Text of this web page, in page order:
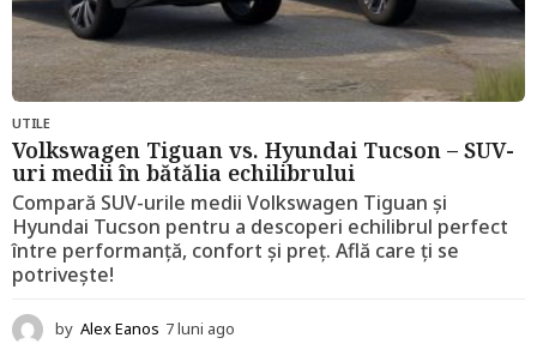
UTILE
Volkswagen Tiguan vs. Hyundai Tucson – SUV-
uri medii în bătălia echilibrului
Compară SUV-urile medii Volkswagen Tiguan și
Hyundai Tucson pentru a descoperi echilibrul perfect
între performanță, confort și preț. Află care ți se
potrivește!
by Alex Eanos 7 luni ago